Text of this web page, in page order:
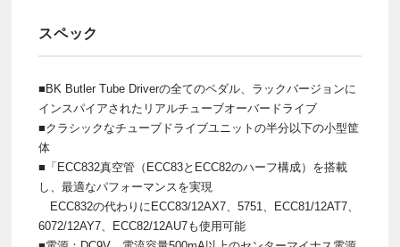
スペック
■BK Butler Tube Driverの全てのペダル、ラックバージョンに
インスパイアされたリアルチューブオーバードライブ
■クラシックなチューブドライブユニットの半分以下の小型筐
体
■「ECC832真空管（ECC83とECC82のハーフ構成）を搭載
し、最適なパフォーマンスを実現
ECC832の代わりにECC83/12AX7、5751、ECC81/12AT7、
6072/12AY7、ECC82/12AU7も使用可能